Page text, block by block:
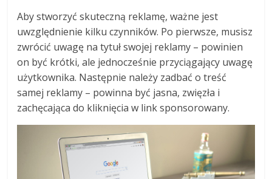
Aby stworzyć skuteczną reklamę, ważne jest
uwzględnienie kilku czynników. Po pierwsze, musisz
zwrócić uwagę na tytuł swojej reklamy – powinien
on być krótki, ale jednocześnie przyciągający uwagę
użytkownika. Następnie należy zadbać o treść
samej reklamy – powinna być jasna, zwięzła i
zachęcająca do kliknięcia w link sponsorowany.